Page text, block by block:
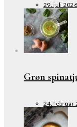
29. juli 2026
Grøn
24. februar